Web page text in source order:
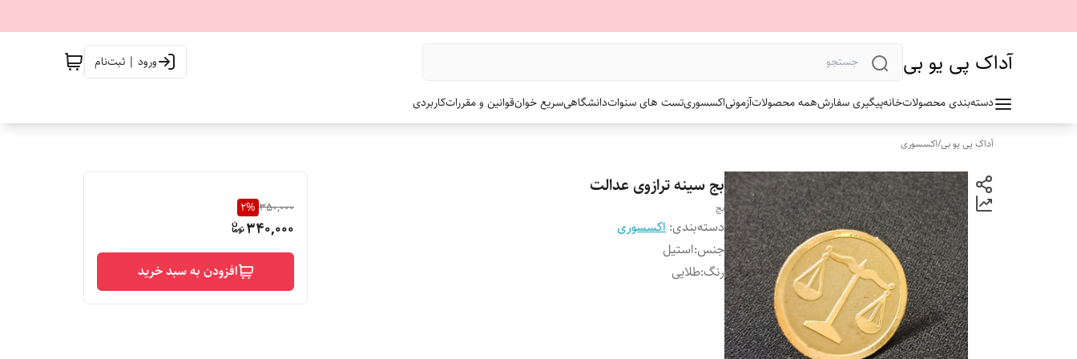
آداک پی یو بی ورود | ثبت‌نام
دسته‌بندی محصولاتخانهپیگیری سفارشهمه محصولاتآزمونیاکسسوریتست های سنواتدانشگاهیسریع خوانقوانین و مقرراتکاربردی
آداک پی یو بی/اکسسوری
بج سینه ترازوی عدالت
بج
دسته‌بندی: اکسسوری
جنس:استیل
رنگ:طلایی
350,000
2%
340,000
افزودن به سبد خرید